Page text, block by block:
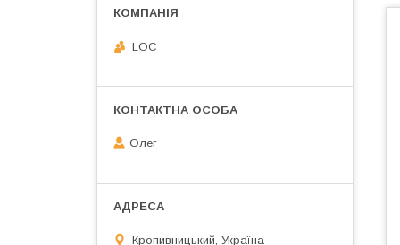
LOC
Олег
Кропивницький, Україна